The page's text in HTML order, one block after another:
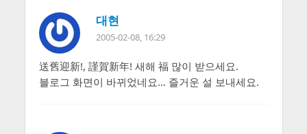
대현
2005-02-08, 16:29
送舊迎新!, 謹賀新年! 새해 福 많이 받으세요.
블로그 화면이 바뀌었네요… 즐거운 설 보내세요.